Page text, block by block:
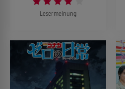
Lesermeinung